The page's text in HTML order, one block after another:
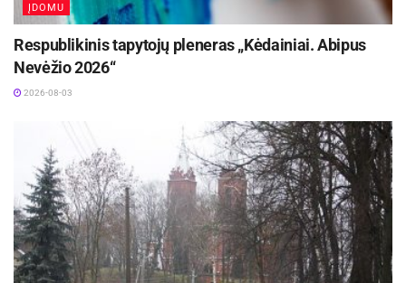
ĮDOMU
Respublikinis tapytojų pleneras „Kėdainiai. Abipus
Nevėžio 2026“
2026-08-03